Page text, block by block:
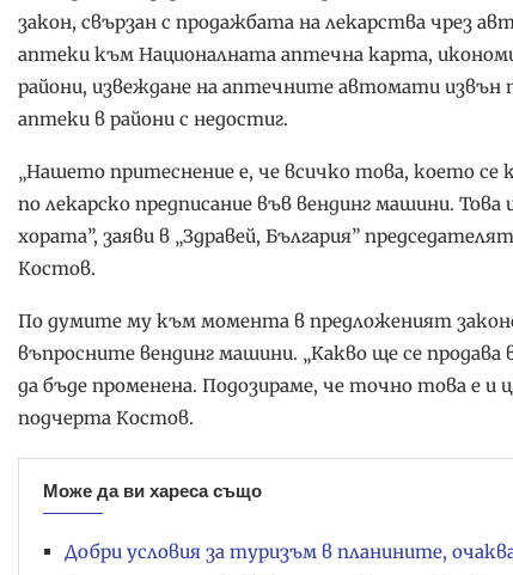
закон, свързан с продажбата на лекарства чрез
аптеки към Националната аптечна карта,
райони, извеждане на аптечните автомати
аптеки в райони с недостиг.
„Нашето притеснение е, че всичко това, което
по лекарско предписание във вендинг машини.
хората”, заяви в „Здравей, България”
Костов.
По думите му към момента в предложеният
въпросните вендинг машини. „Какво ще се
да бъде променена. Подозираме, че точно това е и
подчерта Костов.
Може да ви хареса също
Добри условия за туризъм в планините,